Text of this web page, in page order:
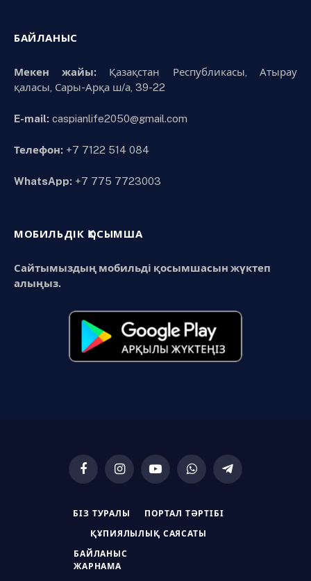
БАЙЛАНЫС
Мекен жайы:Қазақстан Республикасы, Атырау
қаласы, Сары-Арқа ш/а, 39-22
E-mail: caspianlife2050@gmail.com
Телефон: +7 7122 514 084
WhatsApp: +7 775 7723003
МОБИЛЬДІК ҚОСЫМША
Сайтымыздың мобильді қосымшасын жүктеп
алыңыз.
FacebookInstagramYouTubeWhatsAppTelegram
БІЗ ТУРАЛЫ ПОРТАЛ ТӘРТІБІ
ҚҰПИЯЛЫЛЫҚ САЯСАТЫ
БАЙЛАНЫС
ЖАРНАМА